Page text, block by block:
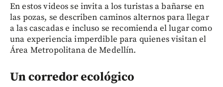
En estos videos se invita a los turistas a bañarse en
las pozas, se describen caminos alternos para llegar
a las cascadas e incluso se recomienda el lugar como
una experiencia imperdible para quienes visitan el
Área Metropolitana de Medellín.
Un corredor ecológico